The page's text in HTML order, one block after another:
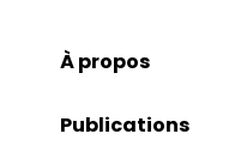
À propos
Publications